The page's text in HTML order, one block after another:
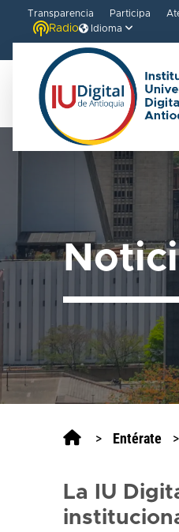
Transparencia Participa
Radio Idioma
> Entérate >
La IU